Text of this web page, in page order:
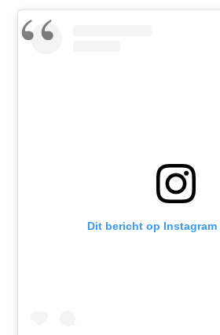
Dit bericht op Instagram